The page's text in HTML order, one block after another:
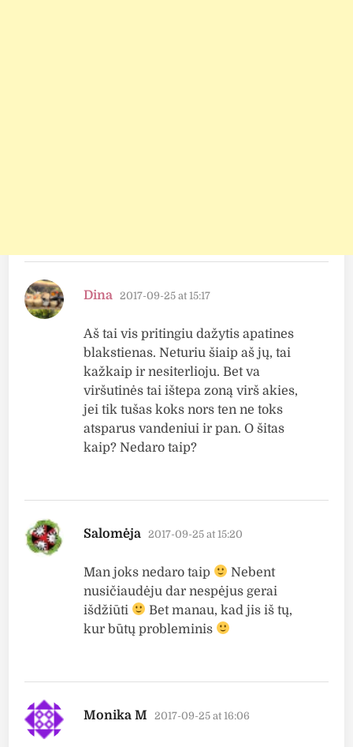
Dina says:
2017-09-25 at 15:17
Aš tai vis pritingiu dažytis apatines
blakstienas. Neturiu šiaip aš jų, tai
kažkaip ir nesiterlioju. Bet va
viršutinės tai ištepa zoną virš akies,
jei tik tušas koks nors ten ne toks
atsparus vandeniui ir pan. O šitas
kaip? Nedaro taip?
Salomėja says:
2017-09-25 at 15:20
Man joks nedaro taip
Nebent
nusičiaudėju dar nespėjus gerai
išdžiūti
Bet manau, kad jis iš tų,
kur būtų probleminis
Monika M says:
2017-09-25 at 16:06